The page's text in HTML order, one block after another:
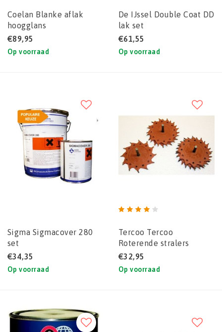
Coelan Blanke aflak
hoogglans
€89,95
Op voorraad
De IJssel Double Coat DD
lak set
€61,55
Op voorraad
Sigma Sigmacover 280
set
€34,35
Op voorraad
Tercoo Tercoo
Roterende stralers
(Single/Double/Triple)
€32,95
Op voorraad